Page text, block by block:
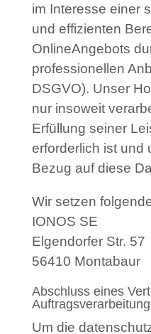
im Interesse einer
und effizienten
OnlineAngebots
professionellen
DSGVO). Unser
nur insoweit
Erfüllung seiner
erforderlich ist und
Bezug auf diese
Wir setzen
IONOS SE
Elgendorfer Str. 57
56410 Montabaur
Abschluss eines
Auftragsverarbeitung
Um die